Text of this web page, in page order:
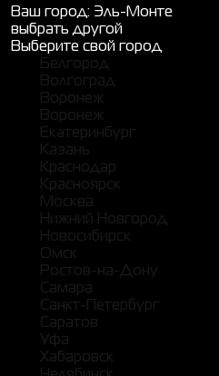
Ваш город: Эль-Монте
выбрать другой
Выберите свой город
Белгород
Волгоград
Воронеж
Воронеж
Екатеринбург
Казань
Краснодар
Красноярск
Москва
Нижний Новгород
Новосибирск
Омск
Ростов-на-Дону
Самара
Санкт-Петербург
Саратов
Уфа
Хабаровск